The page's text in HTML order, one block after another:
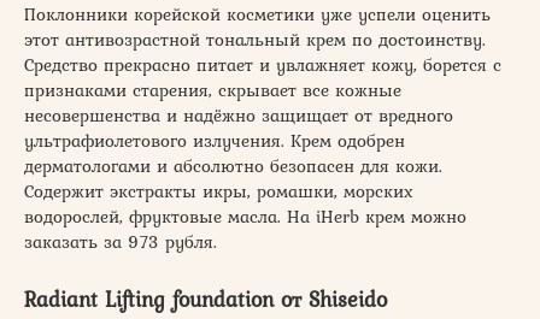
Поклонники корейской косметики уже успели оценить
этот антивозрастной тональный крем по достоинству.
Средство прекрасно питает и увлажняет кожу, борется с
признаками старения, скрывает все кожные
несовершенства и надёжно защищает от вредного
ультрафиолетового излучения. Крем одобрен
дерматологами и абсолютно безопасен для кожи.
Содержит экстракты икры, ромашки, морских
водорослей, фруктовые масла. На iHerb крем можно
заказать за 973 рубля.
Radiant Lifting foundation от Shiseido